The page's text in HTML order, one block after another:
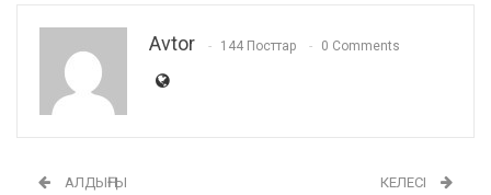
Avtor 144 Посттар 0 Comments
АЛДЫҢҒЫ КЕЛЕСІ